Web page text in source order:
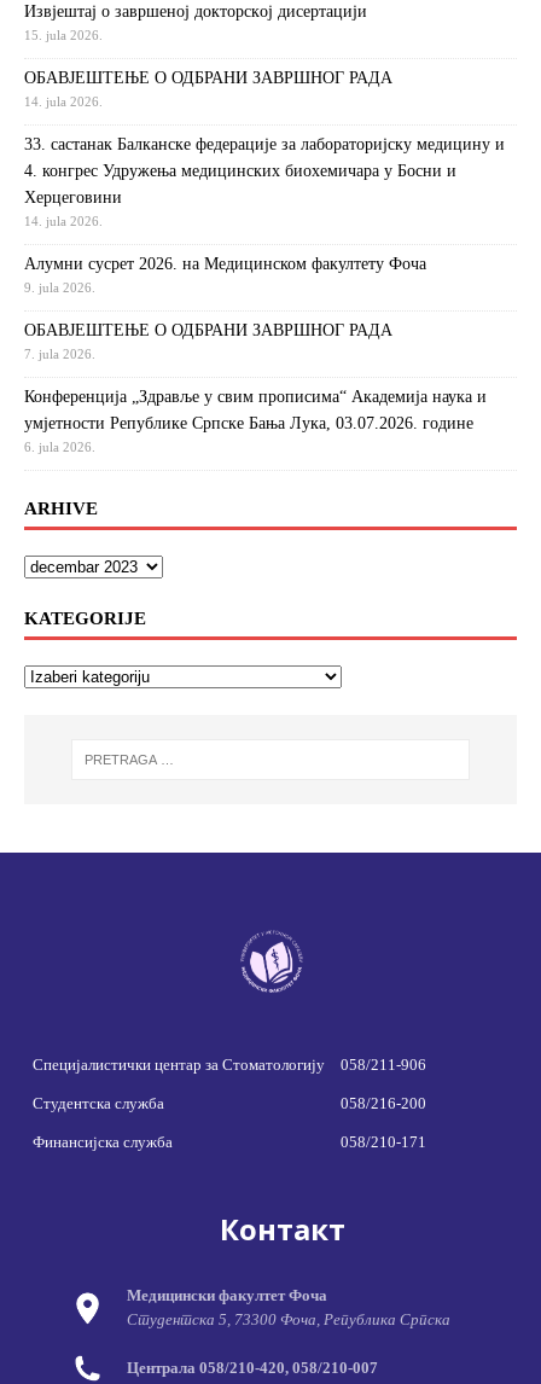
Извjeштaj o зaвршeнoj дoктoрскoj дисeртaциjи
15. jula 2026.
ОБАВЈЕШТЕЊЕ О ОДБРАНИ ЗАВРШНОГ РАДА
14. jula 2026.
33. састанак Балканске федерације за лабораторијску медицину и
4. конгрес Удружења медицинских биохемичара у Босни и
Херцеговини
14. jula 2026.
Алумни сусрет 2026. на Медицинском факултету Фоча
9. jula 2026.
ОБАВЈЕШТЕЊЕ О ОДБРАНИ ЗАВРШНОГ РАДА
7. jula 2026.
Конференција „Здравље у свим прописима“ Академија наука и
умјетности Републике Српске Бања Лука, 03.07.2026. године
6. jula 2026.
ARHIVE
KATEGORIJE
Специјалистички центар за Стоматологију 058/211-906
Студентска служба 058/216-200
Финансијска служба 058/210-171
Контакт
Медицински факултет Фоча
Студентска 5, 73300 Фоча, Република Српска
Централа 058/210-420, 058/210-007